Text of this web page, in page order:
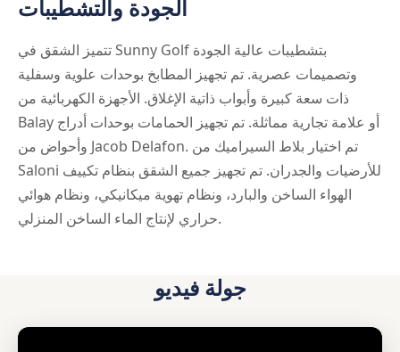
الجودة والتشطيبات
تتميز الشقق في Sunny Golf بتشطيبات عالية الجودة
وتصميمات عصرية. تم تجهيز المطابخ بوحدات علوية وسفلية
ذات سعة كبيرة وأبواب ذاتية الإغلاق. الأجهزة الكهربائية من
Balay أو علامة تجارية مماثلة. تم تجهيز الحمامات بوحدات أدراج
وأحواض من Jacob Delafon. تم اختيار بلاط السيراميك من
Saloni للأرضيات والجدران. تم تجهيز جميع الشقق بنظام تكييف
الهواء الساخن والبارد، ونظام تهوية ميكانيكي، ونظام هوائي
حراري لإنتاج الماء الساخن المنزلي.
جولة فيديو